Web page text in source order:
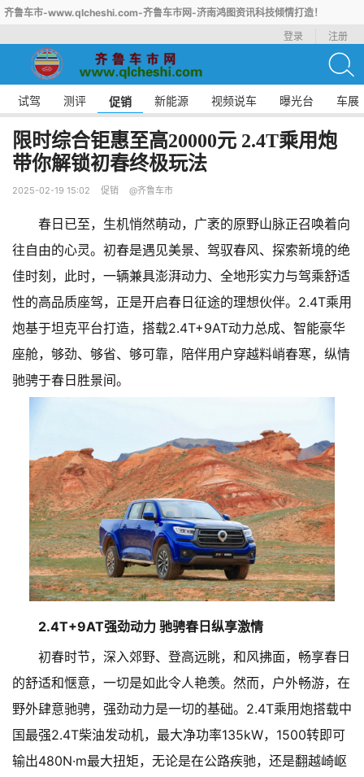
齐鲁车市-www.qlcheshi.com-齐鲁车市网-济南鸿图资讯科技倾情打造！
登录
注册
试驾 测评 促销 新能源 视频说车 曝光台 车展
限时综合钜惠至高20000元 2.4T乘用炮
带你解锁初春终极玩法
2025-02-19 15:02 促销 @齐鲁车市
春日已至，生机悄然萌动，广袤的原野山脉正召唤着向
往自由的心灵。初春是遇见美景、驾驭春风、探索新境的绝
佳时刻，此时，一辆兼具澎湃动力、全地形实力与驾乘舒适
性的高品质座驾，正是开启春日征途的理想伙伴。2.4T乘用
炮基于坦克平台打造，搭载2.4T+9AT动力总成、智能豪华
座舱，够劲、够省、够可靠，陪伴用户穿越料峭春寒，纵情
驰骋于春日胜景间。
2.4T+9AT强劲动力 驰骋春日纵享激情
初春时节，深入郊野、登高远眺，和风拂面，畅享春日
的舒适和惬意，一切是如此令人艳羡。然而，户外畅游，在
野外肆意驰骋，强劲动力是一切的基础。2.4T乘用炮搭载中
国最强2.4T柴油发动机，最大净功率135kW，1500转即可
输出480N·m最大扭矩，无论是在公路疾驰，还是翻越崎岖